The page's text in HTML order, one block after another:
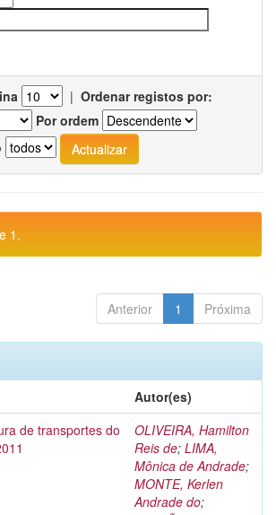
| Ordenar registos por:
Por ordem
1.
Anterior 1 Próxima
Autor(es)
de transportes do
OLIVEIRA, Hamilton
Reis de; LIMA,
Mônica de Andrade;
MONTE, Kerlen
Andrade do;